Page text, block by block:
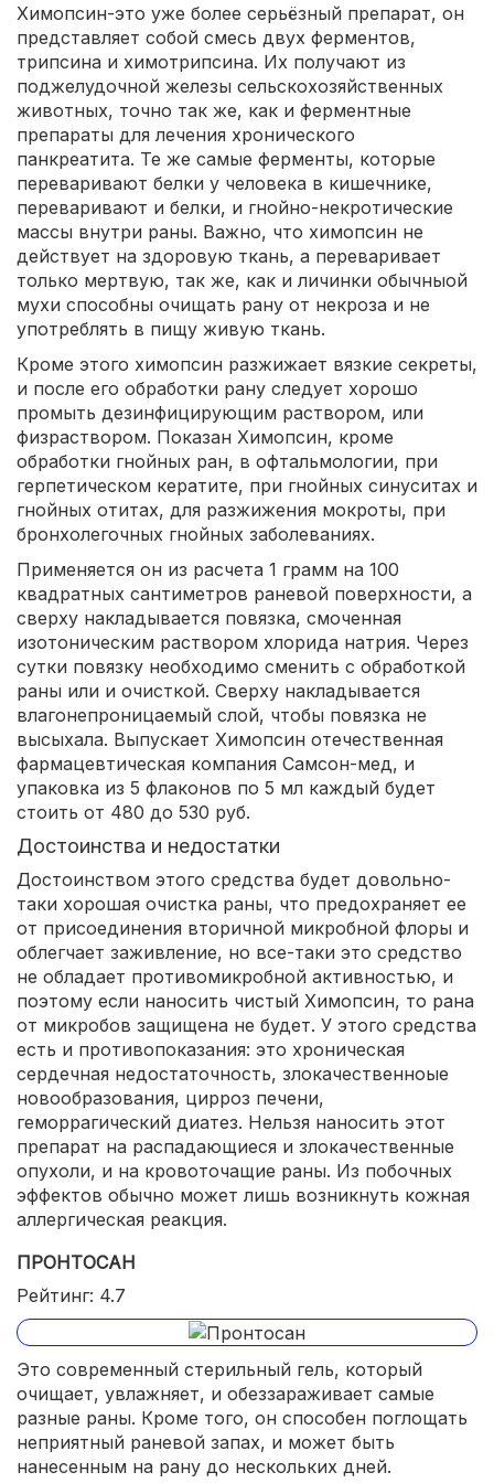
Химопсин-это уже более серьёзный препарат, он
представляет собой смесь двух ферментов,
трипсина и химотрипсина. Их получают из
поджелудочной железы сельскохозяйственных
животных, точно так же, как и ферментные
препараты для лечения хронического
панкреатита. Те же самые ферменты, которые
переваривают белки у человека в кишечнике,
переваривают и белки, и гнойно-некротические
массы внутри раны. Важно, что химопсин не
действует на здоровую ткань, а переваривает
только мертвую, так же, как и личинки обычныой
мухи способны очищать рану от некроза и не
употреблять в пищу живую ткань.
Кроме этого химопсин разжижает вязкие секреты,
и после его обработки рану следует хорошо
промыть дезинфицирующим раствором, или
физраствором. Показан Химопсин, кроме
обработки гнойных ран, в офтальмологии, при
герпетическом кератите, при гнойных синуситах и
гнойных отитах, для разжижения мокроты, при
бронхолегочных гнойных заболеваниях.
Применяется он из расчета 1 грамм на 100
квадратных сантиметров раневой поверхности, а
сверху накладывается повязка, смоченная
изотоническим раствором хлорида натрия. Через
сутки повязку необходимо сменить с обработкой
раны или и очисткой. Сверху накладывается
влагонепроницаемый слой, чтобы повязка не
высыхала. Выпускает Химопсин отечественная
фармацевтическая компания Самсон-мед, и
упаковка из 5 флаконов по 5 мл каждый будет
стоить от 480 до 530 руб.
Достоинства и недостатки
Достоинством этого средства будет довольно-
таки хорошая очистка раны, что предохраняет ее
от присоединения вторичной микробной флоры и
облегчает заживление, но все-таки это средство
не обладает противомикробной активностью, и
поэтому если наносить чистый Химопсин, то рана
от микробов защищена не будет. У этого средства
есть и противопоказания: это хроническая
сердечная недостаточность, злокачественноые
новообразования, цирроз печени,
геморрагический диатез. Нельзя наносить этот
препарат на распадающиеся и злокачественные
опухоли, и на кровоточащие раны. Из побочных
эффектов обычно может лишь возникнуть кожная
аллергическая реакция.
ПРОНТОСАН
Рейтинг: 4.7
Это современный стерильный гель, который
очищает, увлажняет, и обеззараживает самые
разные раны. Кроме того, он способен поглощать
неприятный раневой запах, и может быть
нанесенным на рану до нескольких дней.